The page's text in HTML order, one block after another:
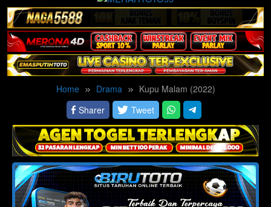
Home Drama
Kupu Malam (2022)
Sharer
Tweet